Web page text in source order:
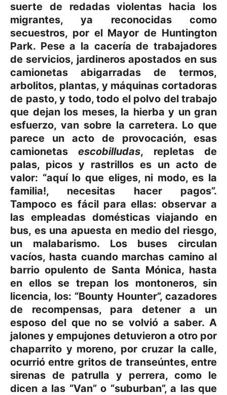
suerte de redadas violentas hacia los
migrantes, ya reconocidas como
secuestros, por el Mayor de Huntington
Park. Pese a la cacería de trabajadores
de servicios, jardineros apostados en sus
camionetas abigarradas de termos,
arbolitos, plantas, y máquinas cortadoras
de pasto, y todo, todo el polvo del trabajo
que dejan los meses, la hierba y un gran
esfuerzo, van sobre la carretera. Lo que
parece un acto de provocación, esas
camionetasescobilludas, repletas de
palas, picos y rastrillos es un acto de
valor: “aquí lo que eliges, ni modo, es la
familia!, necesitas hacer pagos”.
Tampoco es fácil para ellas: observar a
las empleadas domésticas viajando en
bus, es una apuesta en medio del riesgo,
un malabarismo. Los buses circulan
vacíos, hasta cuando marchas camino al
barrio opulento de Santa Mónica, hasta
en ellos se trepan los montoneros, sin
licencia, los: “Bounty Hounter”, cazadores
de recompensas, para detener a un
esposo del que no se volvió a saber. A
jalones y empujones detuvieron a otro por
chaparrito y moreno, por cruzar la calle,
ocurrió entre gritos de transeúntes, entre
sirenas de patrulla y perrera, como le
dicen a las “Van” o “suburban”, a las que